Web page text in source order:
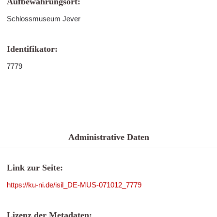
Schlossmuseum Jever
Identifikator:
7779
Administrative Daten
Link zur Seite:
https://ku-ni.de/isil_DE-MUS-071012_7779
Lizenz der Metadaten: